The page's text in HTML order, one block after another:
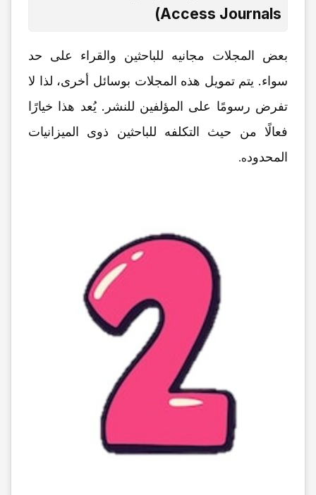
Access Journals)
بعض المجلات مجانیه للباحثین والقراء على حد
سواء. یتم تمویل هذه المجلات بوسائل أخرى، لذا لا
تفرض رسومًا على المؤلفین للنشر. یُعد هذا خیارًا
فعالًا من حیث التکلفه للباحثین ذوی المیزانیات
المحدوده.